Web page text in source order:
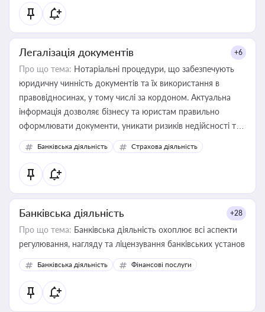
статусу суб'єктів оціночної діяльності
Легалізація документів +6
Про що тема: Нотаріальні процедури, що забезпечують
юридичну чинність документів та їх використання в
правовідносинах, у тому числі за кордоном. Актуальна
інформація дозволяє бізнесу та юристам правильно
оформлювати документи, уникати ризиків недійсності та
забезпечувати їх належне прийняття органами влади та
контрагентами
Банківська діяльність Страхова діяльність
Банківська діяльність +28
Про що тема: Банківська діяльність охоплює всі аспекти
регулювання, нагляду та ліцензування банківських установ
Банківська діяльність Фінансові послуги